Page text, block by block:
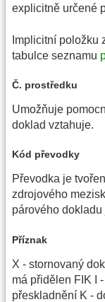
explicitně určené
Implicitní položku
tabulce seznamu
Č. prostředku
Umožňuje
doklad vztahuje.
Kód převodky
Převodka je
zdrojového
párového
Příznak
X - stornovaný
má přidělen FIK I
přeskladnění K -